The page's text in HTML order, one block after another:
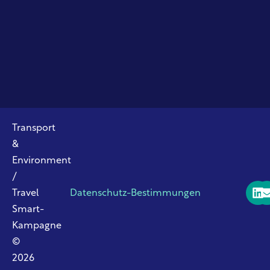
Transport
&
Environment
/
Travel
Smart-
Kampagne
©
2026
Datenschutz-Bestimmungen